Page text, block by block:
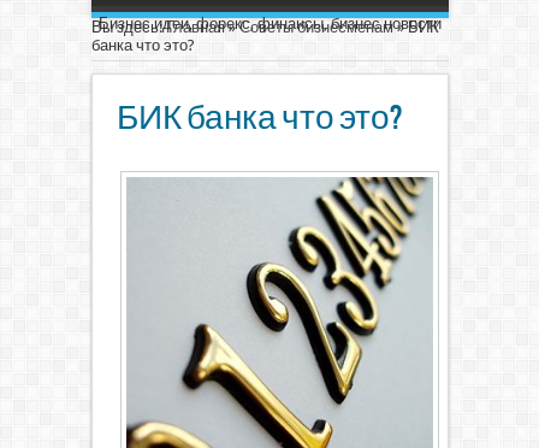
Бизнес идеи, форекс, финансы, бизнес новости
Вы здесь:Главная»Советы бизнесменам»БИК
банка что это?
БИК банка что это?